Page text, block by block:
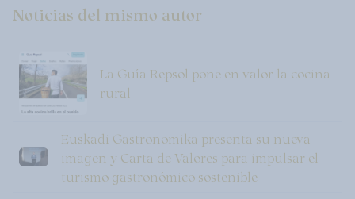
Noticias del mismo autor
La Guía Repsol pone en valor la cocina
rural
Euskadi Gastronomika presenta su nueva
imagen y Carta de Valores para impulsar el
turismo gastronómico sostenible